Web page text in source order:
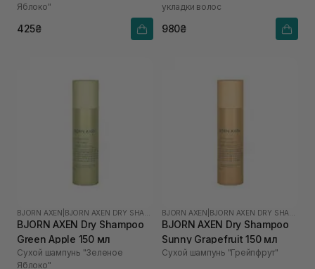
Яблоко"
425₴
укладки волос
980₴
BJORN AXEN
BJORN AXEN Dry Shampoo
Green Apple 150 мл
Сухой шампунь "Зеленое
Яблоко"
BJORN AXEN
BJORN AXEN Dry Shampoo
Sunny Grapefruit 150 мл
Сухой шампунь "Грейпфрут"